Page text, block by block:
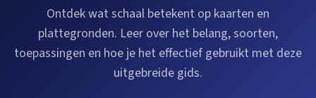
Ontdek wat schaal betekent op kaarten en
plattegronden. Leer over het belang, soorten,
toepassingen en hoe je het effectief gebruikt met deze
uitgebreide gids.